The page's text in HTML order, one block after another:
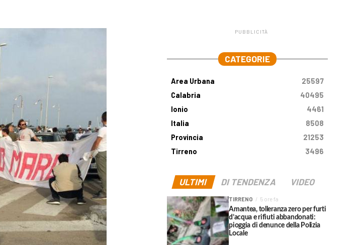
PUBBLICITÀ
CATEGORIE
Area Urbana
25597
Calabria
40495
Ionio
4461
Italia
8508
Provincia
21253
Tirreno
3496
ULTIMI DI TENDENZA VIDEO
TIRRENO 5 ore fa
Amantea, tolleranza zero per furti
d’acqua e rifiuti abbandonati:
pioggia di denunce della Polizia
Locale